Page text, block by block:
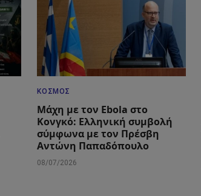
ΚΌΣΜΟΣ
Μάχη με τον Ebola στο
Κονγκό: Ελληνική συμβολή
σύμφωνα με τον Πρέσβη
Αντώνη Παπαδόπουλο
08/07/2026